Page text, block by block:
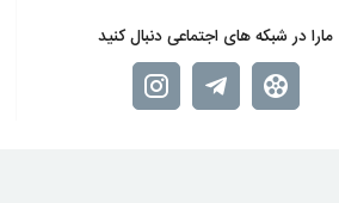
مارا در شبکه های اجتماعی دنبال کنید